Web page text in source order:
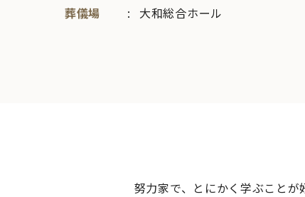
葬儀場
大和総合ホール
努力家で、とにかく学ぶことが